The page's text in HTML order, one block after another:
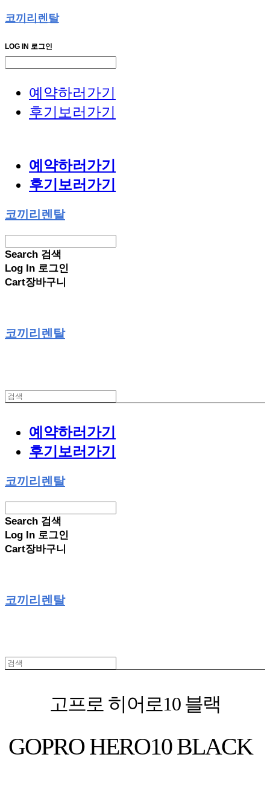
코끼리렌탈
LOG IN 로그인
예약하러가기
후기보러가기
예약하러가기
후기보러가기
코끼리렌탈
Search 검색
Log In 로그인
Cart장바구니
코끼리렌탈
예약하러가기
후기보러가기
코끼리렌탈
Search 검색
Log In 로그인
Cart장바구니
코끼리렌탈
고프로 히어로10 블랙
GOPRO HERO10 BLACK